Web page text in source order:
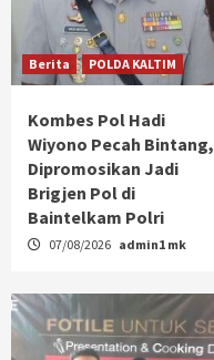
Berita POLDA KALTIM
Kombes Pol Hadi
Wiyono Pecah Bintang,
Dipromosikan Jadi
Brigjen Pol di
Baintelkam Polri
07/08/2026 admin1 mk